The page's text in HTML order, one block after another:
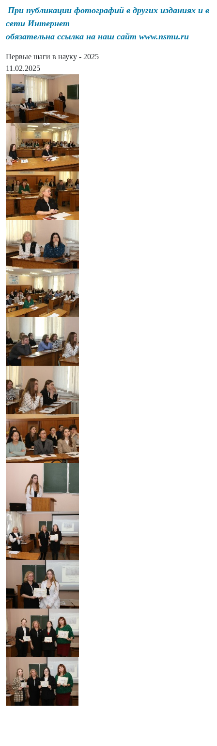
При публикации фотографий в других изданиях и в
сети Интернет
обязательна ссылка на наш сайт www.nsmu.ru
Первые шаги в науку - 2025
11.02.2025